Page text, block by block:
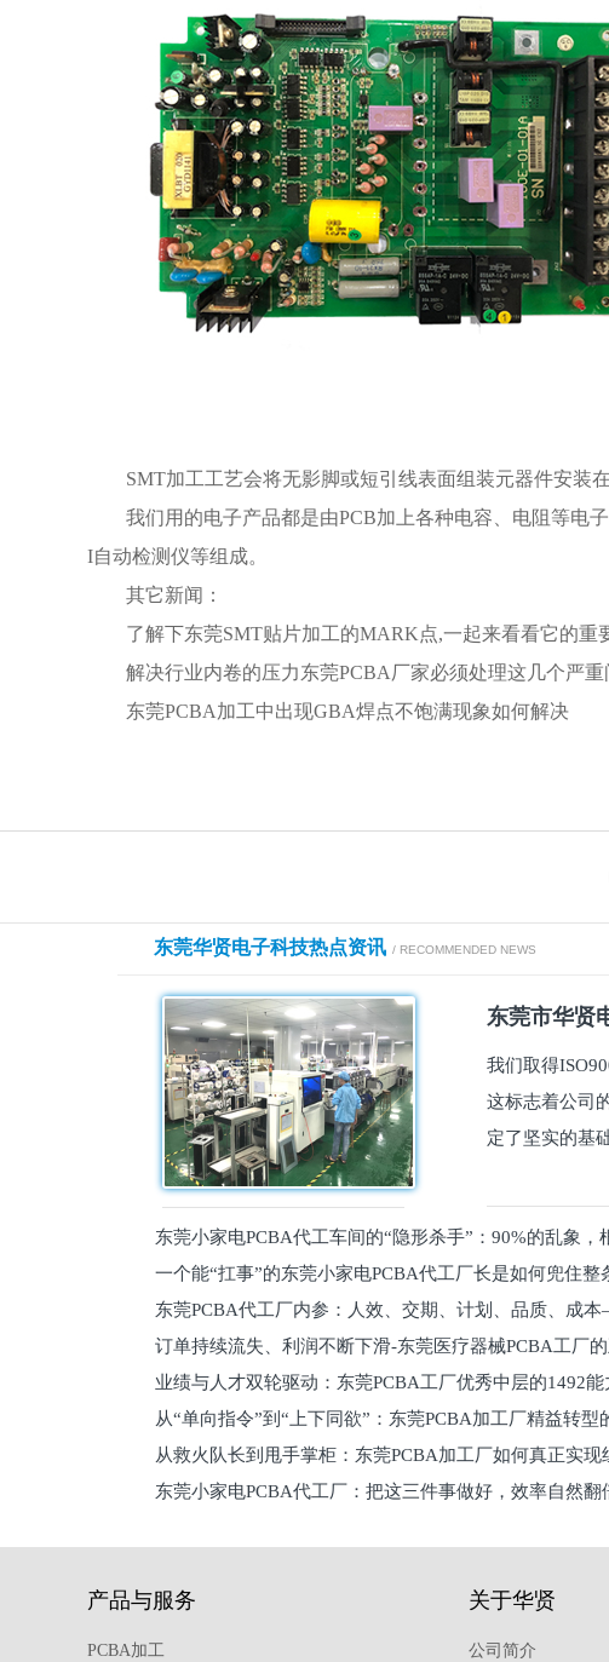
SMT加工工艺会将无影脚或短引线表面组装元器件安装
我们用的电子产品都是由PCB加上各种电容、电阻等电
I自动检测仪等组成。
其它新闻：
了解下东莞SMT贴片加工的MARK点,一起来看看它的重
解决行业内卷的压力东莞PCBA厂家必须处理这几个严重
东莞PCBA加工中出现GBA焊点不饱满现象如何解决
东莞华贤电子科技热点资讯 / RECOMMENDED NEWS
东莞市华贤
我们取得
这标志着公司
定了坚实的基
东莞小家电PCBA代工车间的“隐形杀手”：90%的乱象，
员工一个能“扛事”的东莞小家电PCBA代工厂长是如何兜住整
东莞PCBA代工厂内参：人效、交期、计划、品质、成
维锁客法则
订单持续流失、利润不断下滑-东莞医疗器械PCBA工厂
理死穴必须堵住
业绩与人才双轮驱动：东莞PCBA工厂优秀中层的1492能
从“单向指令”到“上下同欲”：东莞PCBA加工厂精益转型
关键从救火队长到甩手掌柜：东莞PCBA加工厂如何真正实现
东莞小家电PCBA代工厂：把这三件事做好，效率自然翻
产品与服务
PCBA加工
关于华贤
公司简介